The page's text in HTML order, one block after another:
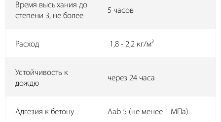
Время высыхания до
степени 3, не более
5 часов
Расход 1,8 - 2,2 кг/м²
Устойчивость к
дождю
через 24 часа
Адгезия к бетону Aab 5 (не менее 1 МПа)